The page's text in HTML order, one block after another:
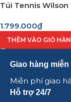
Túi Tennis Wilson
1.799.000₫
THÊM VÀO GIỎ
Giao hàng miễn
Miễn phí giao
Hỗ trợ 24/7